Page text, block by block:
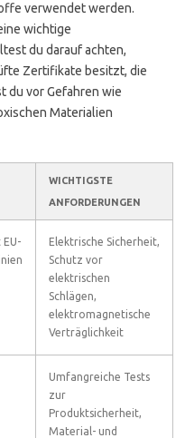
verwendet werden.
wichtige
du darauf achten,
Zertifikate besitzt, die
du vor Gefahren wie
Materialien
WICHTIGSTE
ANFORDERUNGEN
Elektrische Sicherheit,
Schutz vor
elektrischen
Schlägen,
elektromagnetische
Verträglichkeit
Umfangreiche Tests
zur
Produktsicherheit,
Material- und